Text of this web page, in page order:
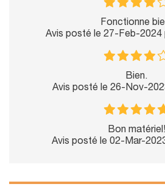
Fonctionne
Avis posté le 27-Feb-2024
Bien.
Avis posté le 26-Nov-
Bon matériel!
Avis posté le 02-Mar-